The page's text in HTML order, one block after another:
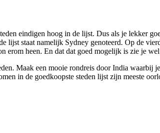
eindigen hoog in de lijst. Dus als je lekker
lijst staat namelijk Sydney genoteerd. Op de
erom heen. En dat dat goed mogelijk is zie je
Maak een mooie rondreis door India
in de goedkoopste steden lijst zijn meeste